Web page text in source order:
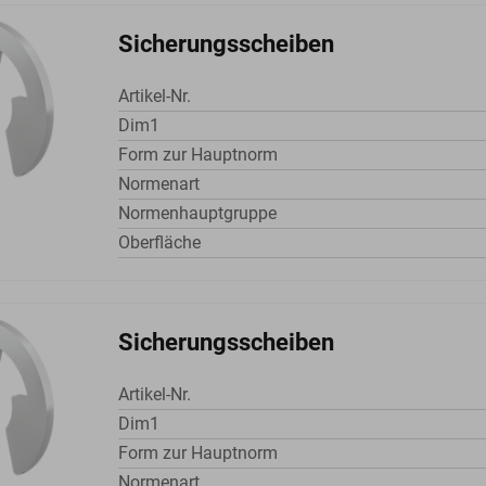
Sicherungsscheiben
Artikel-Nr.
Dim1
Form zur Hauptnorm
Normenart
Normenhauptgruppe
Oberfläche
Sicherungsscheiben
Artikel-Nr.
Dim1
Form zur Hauptnorm